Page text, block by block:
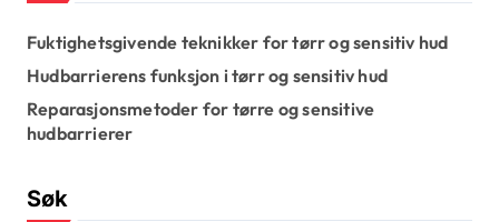
Fuktighetsgivende teknikker for tørr og sensitiv hud
Hudbarrierens funksjon i tørr og sensitiv hud
Reparasjonsmetoder for tørre og sensitive
hudbarrierer
Søk